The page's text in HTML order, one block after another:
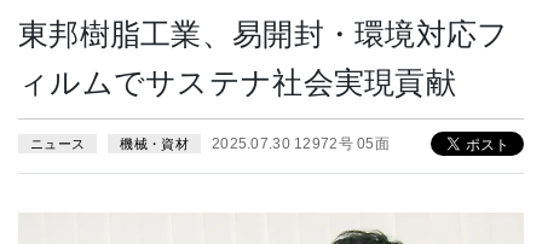
東邦樹脂工業、易開封・環境対応フ
ィルムでサステナ社会実現貢献
ニュース 機械・資材 2025.07.30 12972号 05面